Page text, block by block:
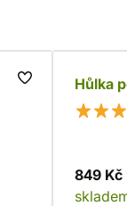
Hůlka
849 Kč